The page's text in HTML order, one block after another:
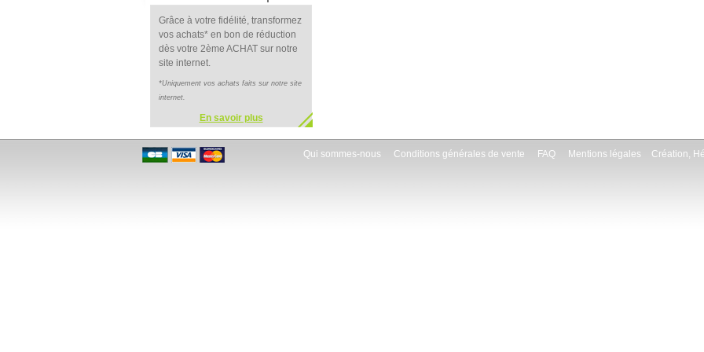
Grâce à votre fidélité, transformez
vos achats* en bon de réduction
dès votre 2ème ACHAT sur notre
site internet.
*Uniquement vos achats faits sur notre site
internet.
En savoir plus
Qui sommes-nous Conditions générales de vente FAQ Mentions légales Création,